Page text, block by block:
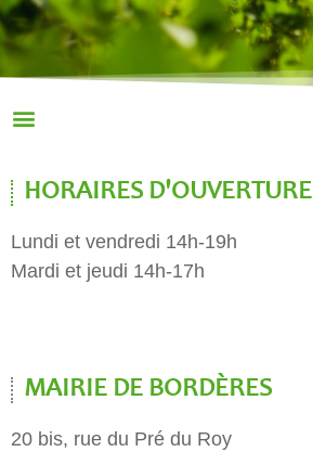
HORAIRES D'OUVERTURE
Lundi et vendredi 14h-19h
Mardi et jeudi 14h-17h
MAIRIE DE BORDÈRES
20 bis, rue du Pré du Roy